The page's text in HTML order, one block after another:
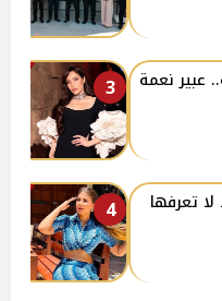
3
عبير نعمة
4
تعرفها